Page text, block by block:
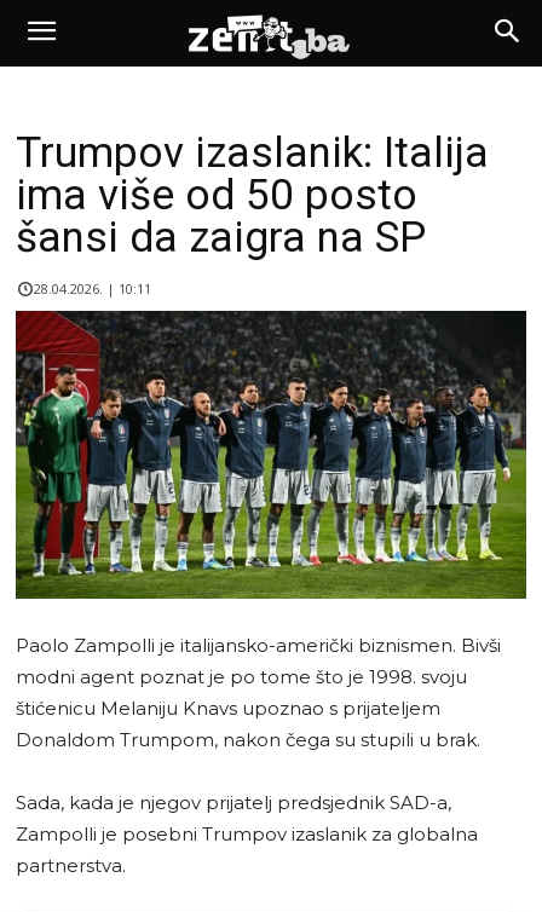
Trumpov izaslanik: Italija
ima više od 50 posto
šansi da zaigra na SP
28.04.2026. | 10:11
Paolo Zampolli je italijansko-američki biznismen. Bivši
modni agent poznat je po tome što je 1998. svoju
štićenicu Melaniju Knavs upoznao s prijateljem
Donaldom Trumpom, nakon čega su stupili u brak.
Sada, kada je njegov prijatelj predsjednik SAD-a,
Zampolli je posebni Trumpov izaslanik za globalna
partnerstva.